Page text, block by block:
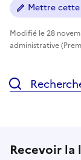
Mettre cette
Modifié le 28
administrative
Recevoir